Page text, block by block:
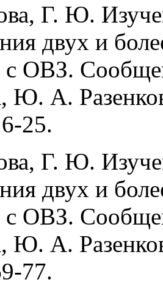
Г. Ю.
двух и
с ОВЗ.
Ю. А.
25.
Г. Ю.
двух и
с ОВЗ.
Ю. А.
77.